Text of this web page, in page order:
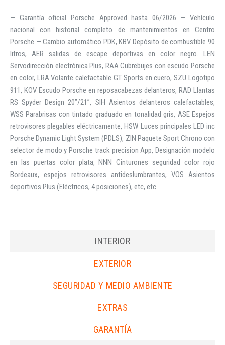
— Garantía oficial Porsche Approved hasta 06/2026 — Vehículo
nacional con historial completo de mantenimientos en Centro
Porsche — Cambio automático PDK, KBV Depósito de combustible 90
litros, AER salidas de escape deportivas en color negro. LEN
Servodirección electrónica Plus, RAA Cubrebujes con escudo Porsche
en color, LRA Volante calefactable GT Sports en cuero, SZU Logotipo
911, KOV Escudo Porsche en reposacabezas delanteros, RAD Llantas
RS Spyder Design 20”/21”, SIH Asientos delanteros calefactables,
WSS Parabrisas con tintado graduado en tonalidad gris, ASE Espejos
retrovisores plegables eléctricamente, HSW Luces principales LED inc
Porsche Dynamic Light System (PDLS), ZIN Paquete Sport Chrono con
selector de modo y Porsche track precision App, Designación modelo
en las puertas color plata, NNN Cinturones seguridad color rojo
Bordeaux, espejos retrovisores antideslumbrantes, VOS Asientos
deportivos Plus (Eléctricos, 4 posiciones), etc, etc.
INTERIOR
EXTERIOR
SEGURIDAD Y MEDIO AMBIENTE
EXTRAS
GARANTÍA